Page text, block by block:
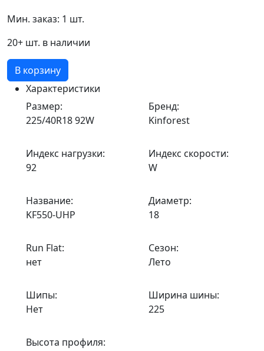
Мин. заказ: 1 шт.
20+ шт. в наличии
В корзину
Характеристики
Размер:
225/40R18 92W
Бренд:
Kinforest
Индекс нагрузки:
92
Индекс скорости:
W
Название:
KF550-UHP
Диаметр:
18
Run Flat:
нет
Сезон:
Лето
Шипы:
Нет
Ширина шины:
225
Высота профиля: